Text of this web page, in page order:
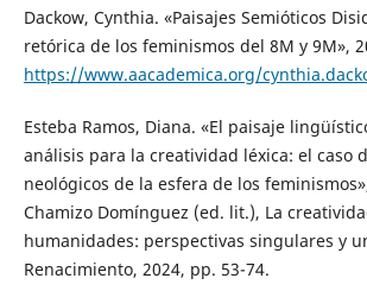
Dackow, Cynthia. «Paisajes Semióticos
retórica de los feminismos del 8M y 9M»,
https://www.aacademica.org/
Esteba Ramos, Diana. «El paisaje
análisis para la creatividad léxica: el caso
neológicos de la esfera de los
Chamizo Domínguez (ed. lit.), La
humanidades: perspectivas singulares y
Renacimiento, 2024, pp. 53-74.